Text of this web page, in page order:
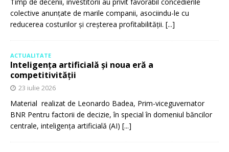
colective anunțate de marile companii, asociindu-le cu
reducerea costurilor și creșterea profitabilității. [...]
ACTUALITATE
Inteligența artificială și noua eră a
competitivității
23 iulie 2026
Material realizat de Leonardo Badea, Prim-viceguvernator
BNR Pentru factorii de decizie, în special în domeniul băncilor
centrale, inteligența artificială (AI) [...]